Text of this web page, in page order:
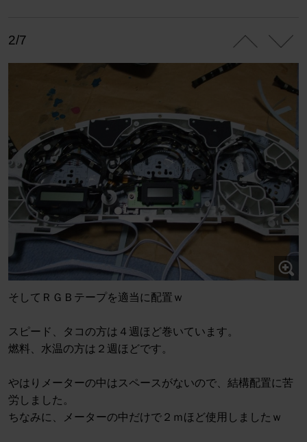
2/7
そしてＲＧＢテープを適当に配置ｗ
スピード、タコの方は４週ほど巻いています。
燃料、水温の方は２週ほどです。
やはりメーターの中はスペースがないので、結構配置に苦
労しました。
ちなみに、メーターの中だけで２ｍほど使用しましたｗ